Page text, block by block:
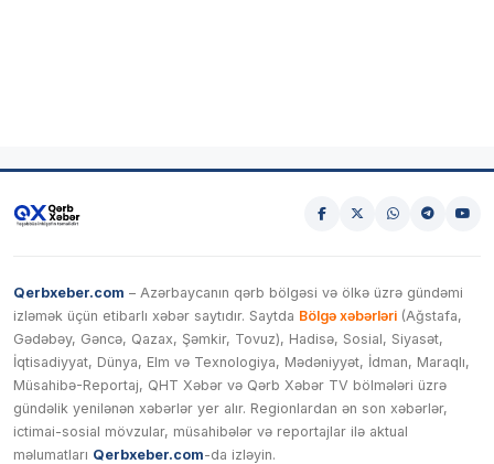
Qerbxeber.com – Azərbaycanın qərb bölgəsi və ölkə üzrə gündəmi
izləmək üçün etibarlı xəbər saytıdır. Saytda Bölgə xəbərləri (Ağstafa,
Gədəbəy, Gəncə, Qazax, Şəmkir, Tovuz), Hadisə, Sosial, Siyasət,
İqtisadiyyat, Dünya, Elm və Texnologiya, Mədəniyyət, İdman, Maraqlı,
Müsahibə-Reportaj, QHT Xəbər və Qərb Xəbər TV bölmələri üzrə
gündəlik yenilənən xəbərlər yer alır. Regionlardan ən son xəbərlər,
ictimai-sosial mövzular, müsahibələr və reportajlar ilə aktual
məlumatları Qerbxeber.com-da izləyin.